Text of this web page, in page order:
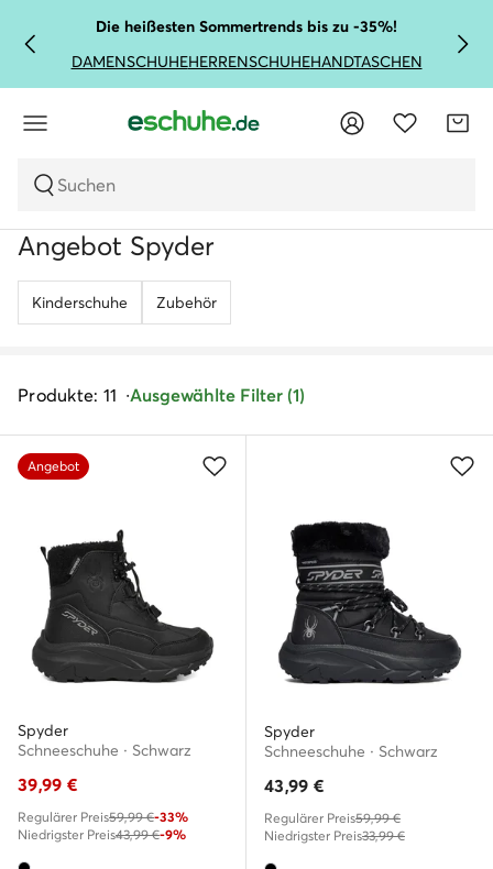
Die heißesten Sommertrends bis zu -35%!
DAMENSCHUHEHERRENSCHUHEHANDTASCHEN
Suchen
Angebot Spyder
Kinderschuhe Zubehör
Produkte: 11 Ausgewählte Filter (1)
Angebot
Spyder
Schneeschuhe · Schwarz
39,99 €
Regulärer Preis59,99 €-33%
Niedrigster Preis43,99 €-9%
Spyder
Schneeschuhe · Schwarz
43,99 €
Regulärer Preis59,99 €
Niedrigster Preis33,99 €